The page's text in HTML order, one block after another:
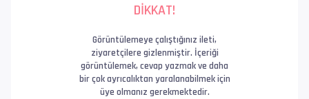
DİKKAT!
Görüntülemeye çalıştığınız ileti,
ziyaretçilere gizlenmiştir. İçeriği
görüntülemek, cevap yazmak ve daha
bir çok ayrıcalıktan yaralanabilmek için
üye olmanız gerekmektedir.